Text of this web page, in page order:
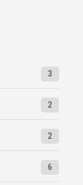
3
2
2
6